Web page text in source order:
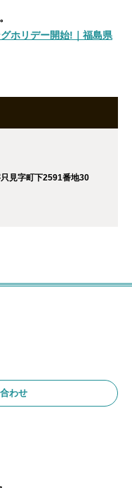
ホリデー開始!｜福島県
見字町下2591番地30
わせ